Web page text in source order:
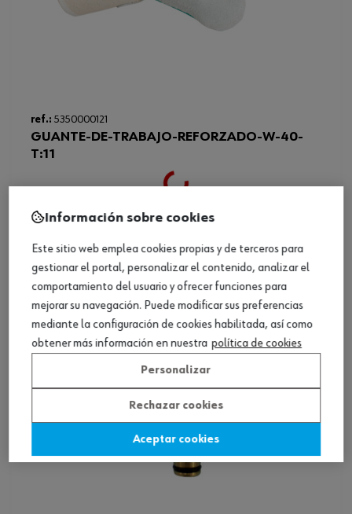
ref.: 5350000121
GUANTE-DE-TRABAJO-REFORZADO-W-40-
T:11
Loading...
Ver producto
Información sobre cookies
Este sitio web emplea cookies propias y de terceros para
gestionar el portal, personalizar el contenido, analizar el
comportamiento del usuario y ofrecer funciones para
mejorar su navegación. Puede modificar sus preferencias
mediante la configuración de cookies habilitada, así como
obtener más información en nuestra política de cookies
Personalizar
Rechazar cookies
Aceptar cookies